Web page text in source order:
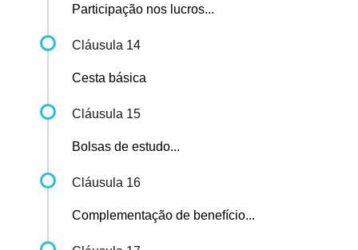
Participação nos lucros...
Cláusula 14
Cesta básica
Cláusula 15
Bolsas de estudo...
Cláusula 16
Complementação de benefício...